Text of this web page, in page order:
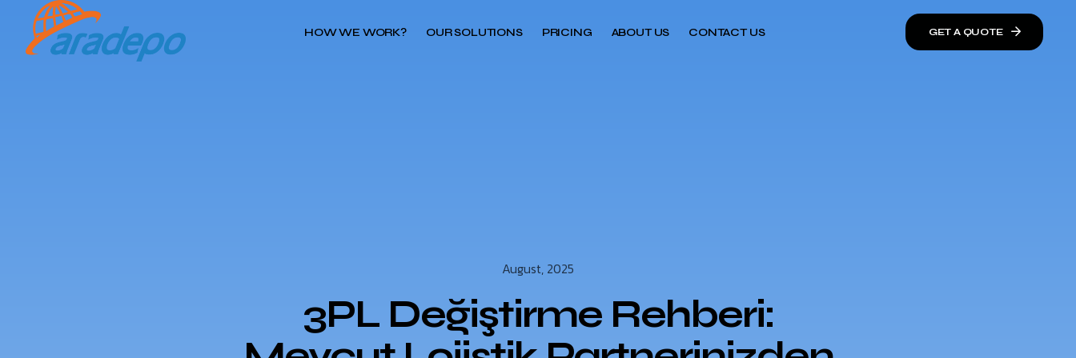
HOW WE WORK? OUR SOLUTIONS PRICING ABOUT US CONTACT US GET A QUOTE
August, 2025
3PL Değiştirme Rehberi: